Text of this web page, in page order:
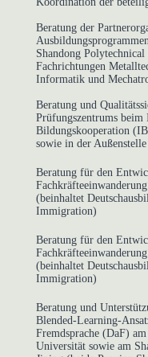
Beratung der
Shandong
Fachrichtungen
Informatik und
Beratung und
Prüfungszentrums
Bildungskooperation
sowie in der
Beratung für den
(beinhaltet
Immigration)
Beratung für den
(beinhaltet
Immigration)
Beratung und
Blended-Learning-
Fremdsprache (DaF)
Universität sowie am